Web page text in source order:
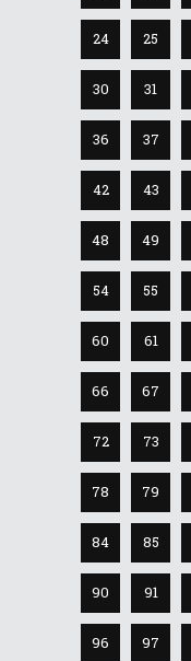
24 25
30 31
36 37
42 43
48 49
54 55
60 61
66 67
72 73
78 79
84 85
90 91
96 97